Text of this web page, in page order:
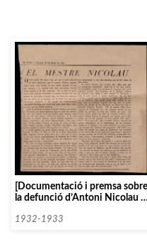
[Documentació i premsa sobre
la defunció d’Antoni Nicolau i
1932-1933